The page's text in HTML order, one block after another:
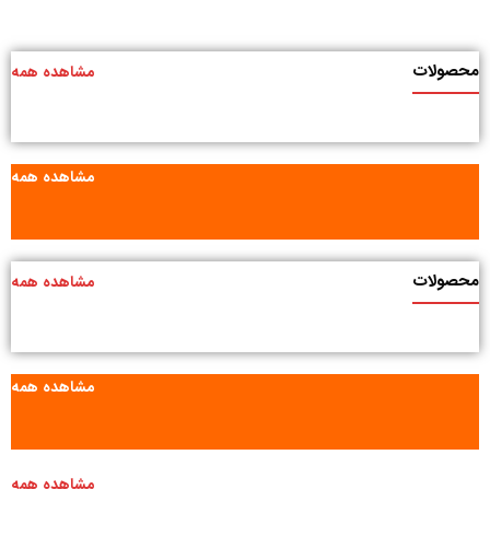
محصولات مشاهده همه
مشاهده همه
محصولات مشاهده همه
مشاهده همه
مشاهده همه